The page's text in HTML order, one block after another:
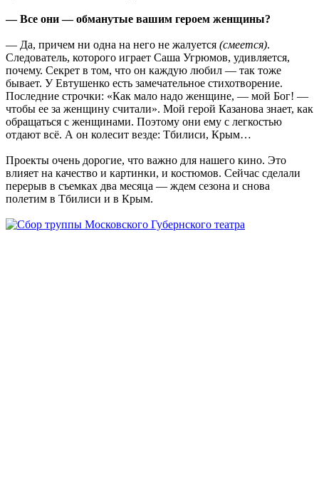
— Все они — обманутые вашим героем женщины?
— Да, причем ни одна на него не жалуется (смеется).
Следователь, которого играет Саша Угрюмов, удивляется,
почему. Секрет в том, что он каждую любил — так тоже
бывает. У Евтушенко есть замечательное стихотворение.
Последние строчки: «Как мало надо женщине, — мой Бог! —
чтобы ее за женщину считали». Мой герой Казанова знает, как
обращаться с женщинами. Поэтому они ему с легкостью
отдают всё. А он колесит везде: Тбилиси, Крым…
Проекты очень дорогие, что важно для нашего кино. Это
влияет на качество и картинки, и костюмов. Сейчас сделали
перерыв в съемках два месяца — ждем сезона и снова
полетим в Тбилиси и в Крым.